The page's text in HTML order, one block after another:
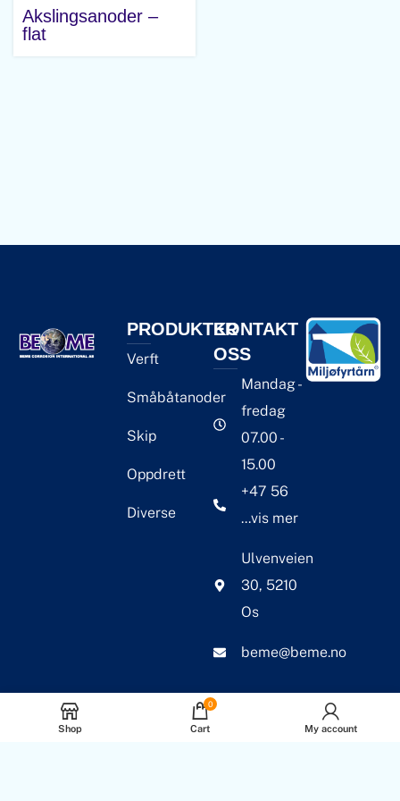
Akslingsanoder –
flat
PRODUKTER
Verft
Småbåtanoder
Skip
Oppdrett
Diverse
KONTAKT
OSS
Mandag -
fredag
07.00 -
15.00
+47 56
...vis mer
Ulvenveien
30, 5210
Os
beme@beme.no
Shop
0
Cart My account